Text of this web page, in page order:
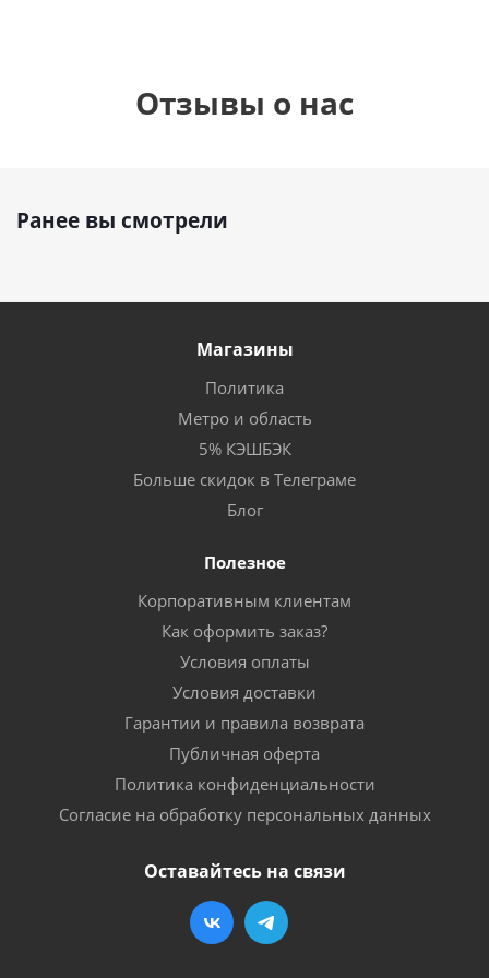
Отзывы о нас
Ранее вы смотрели
Магазины
Политика
Метро и область
5% КЭШБЭК
Больше скидок в Телеграме
Блог
Полезное
Корпоративным клиентам
Как оформить заказ?
Условия оплаты
Условия доставки
Гарантии и правила возврата
Публичная оферта
Политика конфиденциальности
Согласие на обработку персональных данных
Оставайтесь на связи